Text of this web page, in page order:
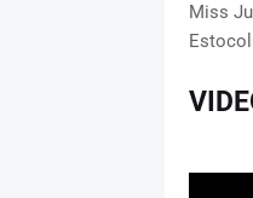
Miss